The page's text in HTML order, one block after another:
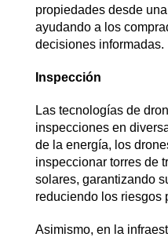
propiedades desde
ayudando a los
decisiones informadas.
Inspección
Las tecnologías de
inspecciones en
de la energía, los
inspeccionar torres de
solares, garantizando
reduciendo los riesgos
Asimismo, en la